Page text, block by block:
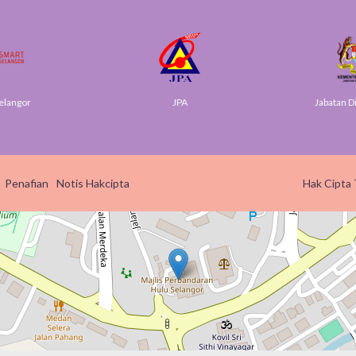
JPA Jabatan
Penafian Notis Hakcipta Hak Cipta